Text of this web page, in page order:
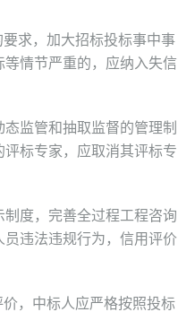
求，加大招标投标事中事
情节严重的，应纳入失信
监管和抽取监督的管理制
标专家，应取消其评标专
度，完善全过程工程咨询
违法违规行为，信用评价
，中标人应严格按照投标